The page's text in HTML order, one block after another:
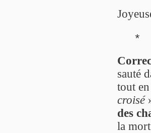
*
sauté
tout
croisé
des
la